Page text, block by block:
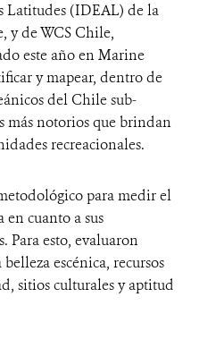
Latitudes (IDEAL) de la
y de WCS Chile,
este año en Marine
y mapear, dentro de
del Chile sub-
más notorios que brindan
recreacionales.
para medir el
en cuanto a sus
Para esto, evaluaron
escénica, recursos
sitios culturales y aptitud